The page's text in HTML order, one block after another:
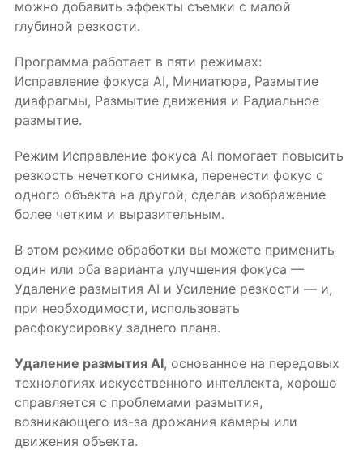
можно добавить эффекты съемки с малой
глубиной резкости.
Программа работает в пяти режимах:
Исправление фокуса AI, Миниатюра, Размытие
диафрагмы, Размытие движения и Радиальное
размытие.
Режим Исправление фокуса AI помогает повысить
резкость нечеткого снимка, перенести фокус с
одного объекта на другой, сделав изображение
более четким и выразительным.
В этом режиме обработки вы можете применить
один или оба варианта улучшения фокуса —
Удаление размытия AI и Усиление резкости — и,
при необходимости, использовать
расфокусировку заднего плана.
Удаление размытия AI, основанное на передовых
технологиях искусственного интеллекта, хорошо
справляется с проблемами размытия,
возникающего из-за дрожания камеры или
движения объекта.